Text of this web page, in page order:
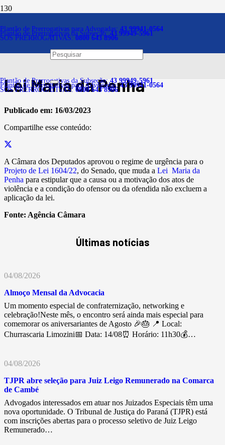
Plantão de Prerrogativas para Advogadas: 43 99941-0564
Plantão de Prerrogativas da Subseção:43 99949-5961
SOS PRERROGATIVAS:0800 643 8906
Plantão de Prerrogativas da Subseção:43 99949-5961
Plantão de Prerrogativas para Advogadas:43 99941-0564
SOS PRERROGATIVAS:0800 643 8906
Deputados aprovam
urgência para mudanças na
Lei Maria da Penha
Publicado em: 16/03/2023
Compartilhe esse conteúdo:
A Câmara dos Deputados aprovou o regime de urgência para o
Projeto de Lei 1604/22, do Senado, que muda a Lei Maria da
Penha para estipular que a causa ou a motivação dos atos de
violência e a condição do ofensor ou da ofendida não excluem a
aplicação da lei.
Fonte: Agência Câmara
Últimas notícias
04/08/2026
Almoço Mensal da Advocacia
Um momento especial de confraternização, networking e
celebração!Neste mês, o encontro será ainda mais especial para
comemorar os aniversariantes de Agosto 🎉🎂 📍 Local:
Churrascaria Limozini📅 Data: 14/08⏰ Horário: 11h30💰…
04/08/2026
TJPR abre seleção para Juiz Leigo Remunerado na Comarca
de Cambé
Advogados interessados em atuar nos Juizados Especiais têm uma
nova oportunidade. O Tribunal de Justiça do Paraná (TJPR) está
com inscrições abertas para o processo seletivo de Juiz Leigo
Remunerado…